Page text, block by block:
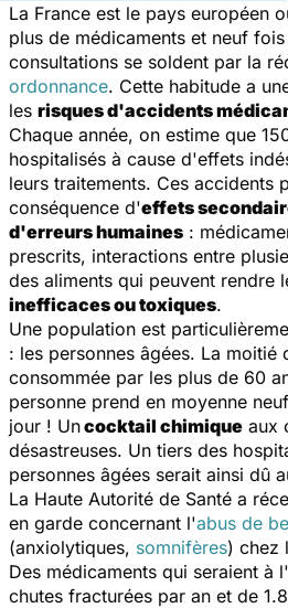
La France est le pays européen
plus de médicaments et neuf
consultations se soldent par la
ordonnance. Cette habitude a
les risques d'accidents
Chaque année, on estime que
hospitalisés à cause d'effets
leurs traitements. Ces accidents
conséquence d'effets
d'erreurs humaines :
prescrits, interactions entre
des aliments qui peuvent rendre
inefficaces ou toxiques.
Une population est
: les personnes âgées. La moitié
consommée par les plus de 60
personne prend en moyenne
jour ! Uncocktail chimique aux
désastreuses. Un tiers des
personnes âgées serait ainsi dû
La Haute Autorité de Santé a
en garde concernant l'abus de
(anxiolytiques, somnifères) chez
Des médicaments qui seraient à
chutes fracturées par an et de